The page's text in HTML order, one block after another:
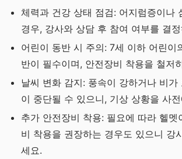
체력과 건강 상태 점검: 어지럼증이나
경우, 강사와 상담 후 참여 여부를 결
어린이 동반 시 주의: 7세 이하 어린이
반이 필수이며, 안전장비 착용을 철저
날씨 변화 감지: 풍속이 강하거나 비가
이 중단될 수 있으니, 기상 상황을 사
추가 안전장비 착용: 필요에 따라 헬멧
비 착용을 권장하는 경우도 있으니 강
세요.